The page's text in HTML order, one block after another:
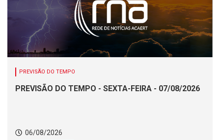
PREVISÃO DO TEMPO
PREVISÃO DO TEMPO - SEXTA-FEIRA - 07/08/2026
06/08/2026